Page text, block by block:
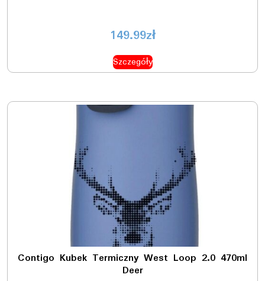
149.99zł
Szczegóły
Contigo Kubek Termiczny West Loop 2.0 470ml
Deer